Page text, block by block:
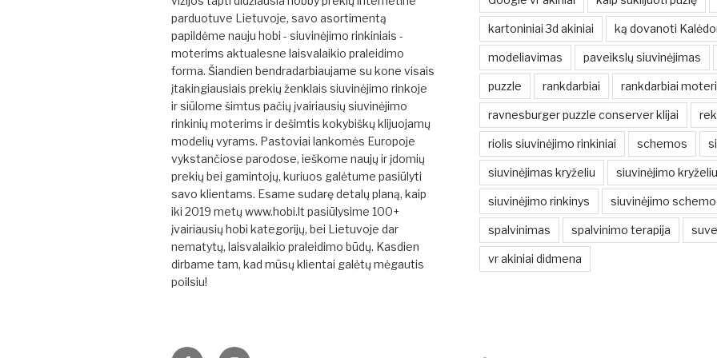
parduotuve Lietuvoje, savo asortimentą
papildėme nauju hobi - siuvinėjimo rinkiniais -
moterims aktualesne laisvalaikio praleidimo
forma. Šiandien bendradarbiaujame su kone visais
įtakingiausiais prekių ženklais siuvinėjimo rinkoje
ir siūlome šimtus pačių įvairiausių siuvinėjimo
rinkinių moterims ir dešimtis kokybiškų klijuojamų
modelių vyrams. Pastoviai lankomės Europoje
vykstančiose parodose, ieškome naujų ir įdomių
prekių bei gamintojų, kuriuos galėtume pasiūlyti
savo klientams. Esame sudarę detalų planą, kaip
iki 2019 metų www.hobi.lt pasiūlysime 100+
įvairiausių hobi kategorijų, bei Lietuvoje dar
nematytų, laisvalaikio praleidimo būdų. Kasdien
dirbame tam, kad mūsų klientai galėtų mėgautis
poilsiu!
kartoniniai 3d akiniai ką dovanoti
modeliavimas paveikslų siuvinėjimas
puzzle rankdarbiai rankdarbiai
ravnesburger puzzle conserver klijai
riolis siuvinėjimo rinkiniai schemos
siuvinėjimas kryželiu siuvinėjimo
siuvinėjimo rinkinys siuvinėjimo
spalvinimas spalvinimo terapija
vr akiniai didmena